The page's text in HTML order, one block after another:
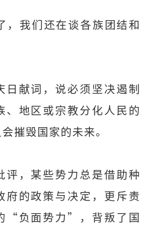
，我们还在谈各族团结和
日献词，说必须坚决遏制
、地区或宗教分化人民的
摧毁国家的未来。
评，某些势力总是借助种
府的政策与决定，更斥责
“负面势力”，背叛了国